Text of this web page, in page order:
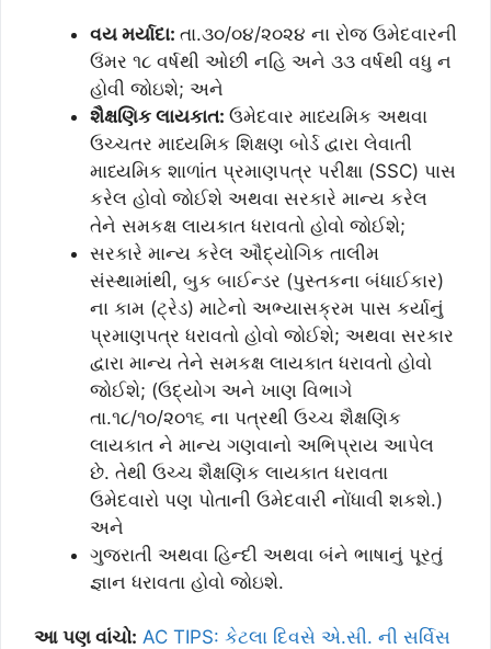
વય મર્યાદા: તા.૩૦/૦૪/૨૦૨૪ ના રોજ ઉમેદવારની
ઉંમર ૧૮ વર્ષથી ઓછી નહિ અને ૩૩ વર્ષથી વધુ ન
હોવી જોઇશે; અને
શૈક્ષણિક લાયકાત: ઉમેદવાર માધ્યમિક અથવા
ઉચ્ચતર માધ્યમિક શિક્ષણ બોર્ડ દ્વારા લેવાતી
માધ્યમિક શાળાંત પ્રમાણપત્ર પરીક્ષા (SSC) પાસ
કરેલ હોવો જોઈશે અથવા સરકારે માન્ય કરેલ
તેને સમકક્ષ લાયકાત ધરાવતો હોવો જોઈશે;
સરકારે માન્ય કરેલ ઔદ્યોગિક તાલીમ
સંસ્થામાંથી, બુક બાઈન્ડર (પુસ્તકના બંધાઈકાર)
ના કામ (ટ્રેડ) માટેનો અભ્યાસક્રમ પાસ કર્યાનું
પ્રમાણપત્ર ધરાવતો હોવો જોઈશે; અથવા સરકાર
દ્વારા માન્ય તેને સમકક્ષ લાયકાત ધરાવતો હોવો
જોઈશે; (ઉદ્યોગ અને ખાણ વિભાગે
તા.૧૮/૧૦/૨૦૧૬ ના પત્રથી ઉચ્ચ શૈક્ષણિક
લાયકાત ને માન્ય ગણવાનો અભિપ્રાય આપેલ
છે. તેથી ઉચ્ચ શૈક્ષણિક લાયકાત ધરાવતા
ઉમેદવારો પણ પોતાની ઉમેદવારી નોંધાવી શકશે.)
અને
ગુજરાતી અથવા હિન્દી અથવા બંને ભાષાનું પૂરતું
જ્ઞાન ધરાવતા હોવો જોઇશે.
આ પણ વાંચો: AC TIPS: કેટલા દિવસે એ.સી. ની સર્વિસ